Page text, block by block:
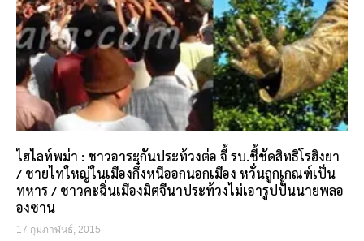
ไฮไลท์พม่า : ชาวอาระกันประท้วงต่อ จี้ รบ.ชี้ชัดสิทธิโรฮิงยา
/ ชายไทใหญ่ในเมืองกึ๋งหนีออกนอกเมือง หวั่นถูกเกณฑ์เป็น
ทหาร / ชาวคะฉิ่นเมืองมิตจีนาประท้วงไม่เอารูปปั้นนายพลอ
องซาน
17 กุมภาพันธ์, 2015